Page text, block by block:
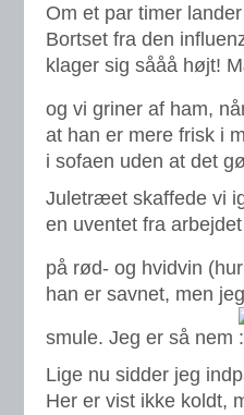
Om et par timer
Bortset fra den
klager sig sååå højt!
og vi griner af ham,
at han er mere frisk i
i sofaen uden at det
Juletræet skaffede vi
en uventet fra
på rød- og hvidvin
han er savnet, men
smule. Jeg er så nem
Lige nu sidder jeg
Her er vist ikke koldt,